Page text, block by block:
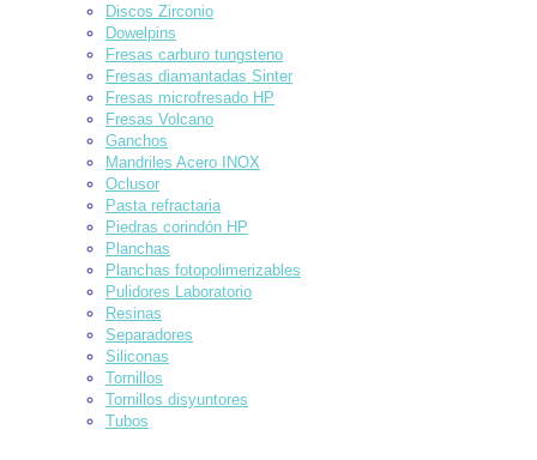
Discos Zirconio
Dowelpins
Fresas carburo tungsteno
Fresas diamantadas Sinter
Fresas microfresado HP
Fresas Volcano
Ganchos
Mandriles Acero INOX
Oclusor
Pasta refractaria
Piedras corindón HP
Planchas
Planchas fotopolimerizables
Pulidores Laboratorio
Resinas
Separadores
Siliconas
Tornillos
Tornillos disyuntores
Tubos